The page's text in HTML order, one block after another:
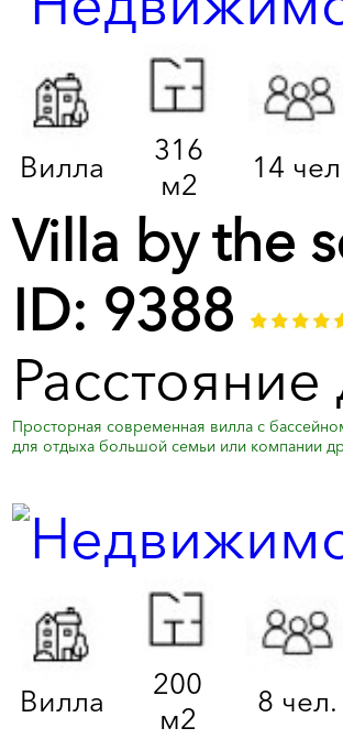
Вилла
316
м2
14
Villa by the
ID: 9388
Просторная современная вилла с
для отдыха большой семьи или компании
Вилла
200
м2
8 чел.